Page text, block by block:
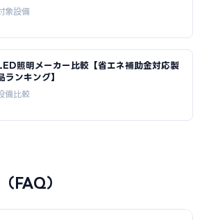
象設備
照明メーカー比較【省エネ補助金対応製
ランキング】
備比較
FAQ）